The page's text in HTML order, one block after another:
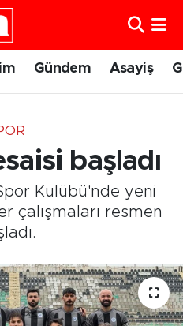
Gündem Asayiş
başladı
Kulübü'nde yeni
çalışmaları resmen
ve Fikstür